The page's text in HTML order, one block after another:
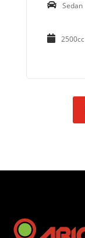
Sedan
2500cc